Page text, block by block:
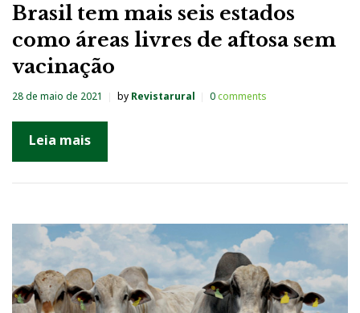
Brasil tem mais seis estados
como áreas livres de aftosa sem
vacinação
28 de maio de 2021 by Revistarural 0comments
Leia mais